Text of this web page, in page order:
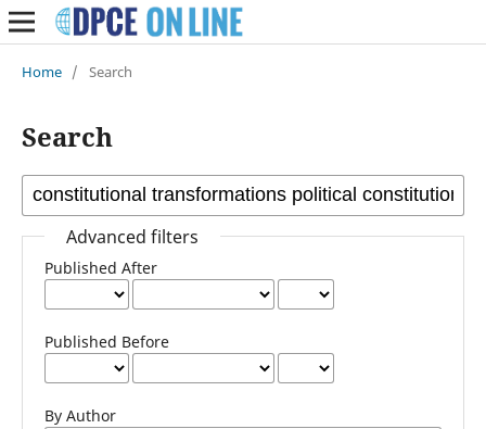
Home / Search
Search
Advanced filters
Published After
Published Before
By Author